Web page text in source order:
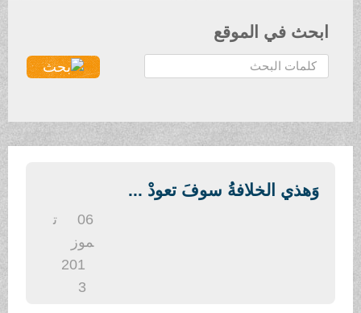
ابحث في الموقع
ح
ث
وَهذي الخلافةُ سوفَ تعودْ ...
موز
201